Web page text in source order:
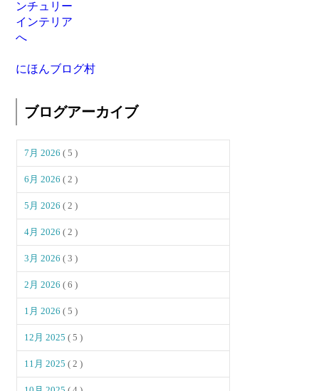
にほんブログ村
ブログアーカイブ
7月 2026( 5 )
6月 2026( 2 )
5月 2026( 2 )
4月 2026( 2 )
3月 2026( 3 )
2月 2026( 6 )
1月 2026( 5 )
12月 2025( 5 )
11月 2025( 2 )